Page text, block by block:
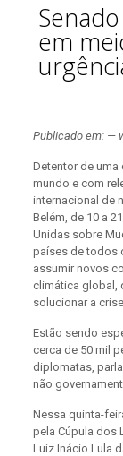
em
Publicado em: —
Detentor de
mundo e com
internacional de
Belém, de 10 a
Unidas sobre
países de todos
assumir novos
climática global,
solucionar a
Estão sendo
cerca de 50 mil
diplomatas,
não
Nessa quinta-
pela Cúpula dos
Luiz Inácio Lula